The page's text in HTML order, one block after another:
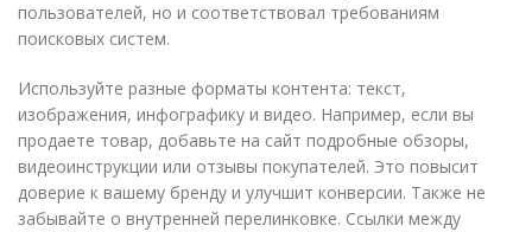
пользователей, но и соответствовал требованиям
поисковых систем.
Используйте разные форматы контента: текст,
изображения, инфографику и видео. Например, если вы
продаете товар, добавьте на сайт подробные обзоры,
видеоинструкции или отзывы покупателей. Это повысит
доверие к вашему бренду и улучшит конверсии. Также не
забывайте о внутренней перелинковке. Ссылки между